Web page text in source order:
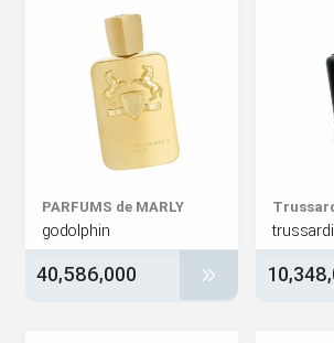
PARFUMS de MARLY
40,586,000